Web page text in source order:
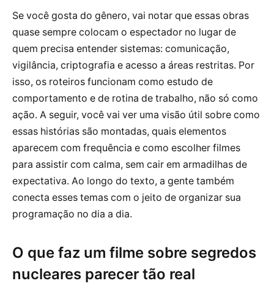
Se você gosta do gênero, vai notar que essas obras
quase sempre colocam o espectador no lugar de
quem precisa entender sistemas: comunicação,
vigilância, criptografia e acesso a áreas restritas. Por
isso, os roteiros funcionam como estudo de
comportamento e de rotina de trabalho, não só como
ação. A seguir, você vai ver uma visão útil sobre como
essas histórias são montadas, quais elementos
aparecem com frequência e como escolher filmes
para assistir com calma, sem cair em armadilhas de
expectativa. Ao longo do texto, a gente também
conecta esses temas com o jeito de organizar sua
programação no dia a dia.
O que faz um filme sobre segredos
nucleares parecer tão real